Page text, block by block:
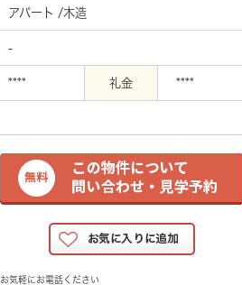
アパート /木造
-
**** 礼金 ****
お気軽にお電話ください